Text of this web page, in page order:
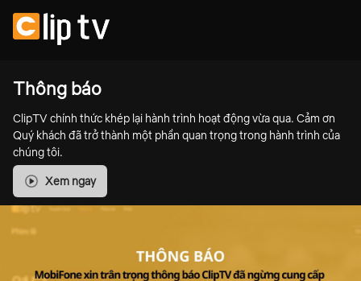
Thông báo
ClipTV chính thức khép lại hành trình hoạt động vừa qua. Cảm ơn
Quý khách đã trở thành một phần quan trọng trong hành trình của
chúng tôi.
Xem ngay